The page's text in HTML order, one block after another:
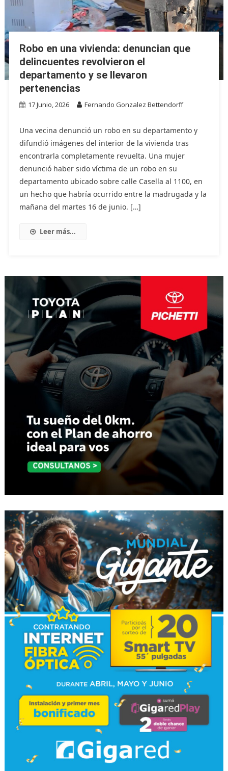
Robo en una vivienda: denuncian que
delincuentes revolvieron el
departamento y se llevaron
pertenencias
17 Junio, 2026 Fernando Gonzalez Bettendorff
Una vecina denunció un robo en su departamento y
difundió imágenes del interior de la vivienda tras
encontrarla completamente revuelta. Una mujer
denunció haber sido víctima de un robo en su
departamento ubicado sobre calle Casella al 1100, en
un hecho que habría ocurrido entre la madrugada y la
mañana del martes 16 de junio. […]
Leer más...